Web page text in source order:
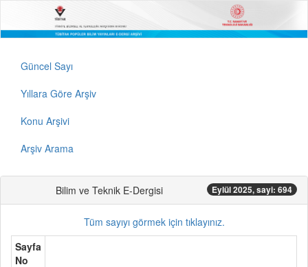
Güncel Sayı
Yıllara Göre Arşiv
Konu Arşivi
Arşiv Arama
Bilim ve Teknik E-Dergisi Eylül 2025, sayi: 694
Tüm sayıyı görmek için tıklayınız.
Sayfa
No